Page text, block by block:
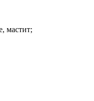
мастит;